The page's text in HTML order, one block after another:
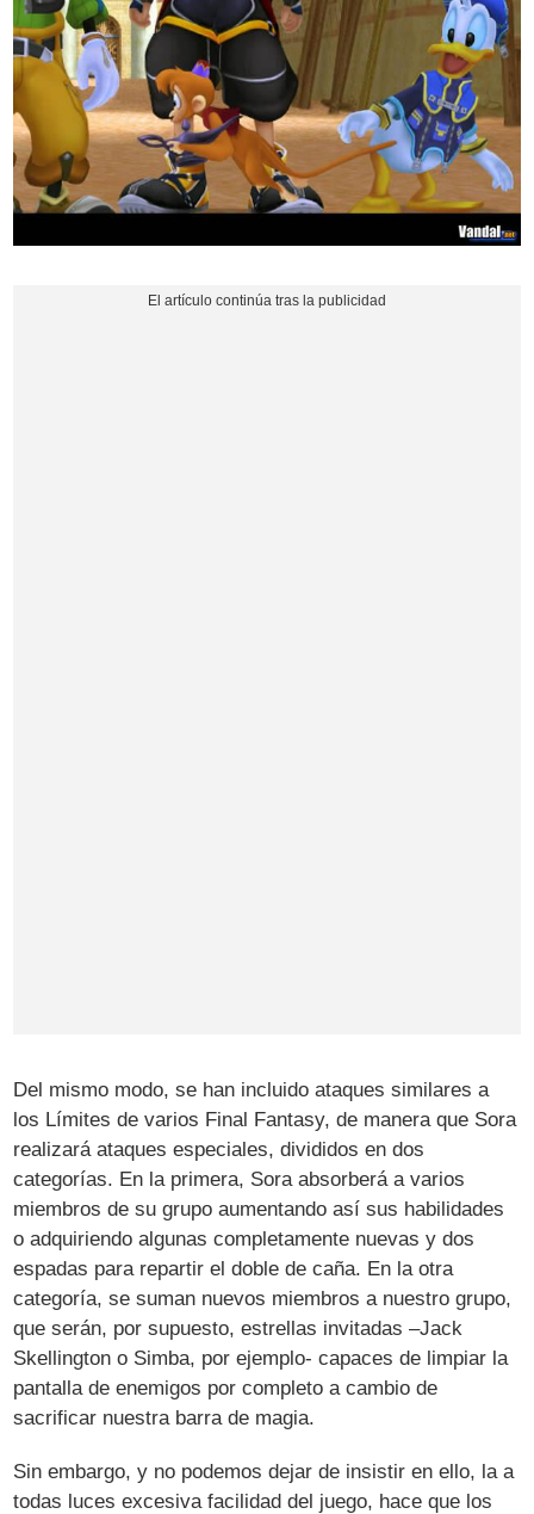
Del mismo modo, se han incluido ataques similares a
los Límites de varios Final Fantasy, de manera que Sora
realizará ataques especiales, divididos en dos
categorías. En la primera, Sora absorberá a varios
miembros de su grupo aumentando así sus habilidades
o adquiriendo algunas completamente nuevas y dos
espadas para repartir el doble de caña. En la otra
categoría, se suman nuevos miembros a nuestro grupo,
que serán, por supuesto, estrellas invitadas –Jack
Skellington o Simba, por ejemplo- capaces de limpiar la
pantalla de enemigos por completo a cambio de
sacrificar nuestra barra de magia.
Sin embargo, y no podemos dejar de insistir en ello, la a
todas luces excesiva facilidad del juego, hace que los